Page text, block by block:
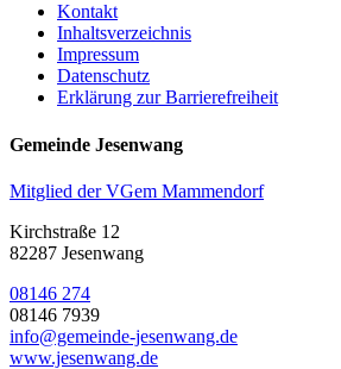
Kontakt
Inhaltsverzeichnis
Impressum
Datenschutz
Erklärung zur Barrierefreiheit
Gemeinde Jesenwang
Mitglied der VGem Mammendorf
Kirchstraße 12
82287 Jesenwang
08146 274
08146 7939
info@gemeinde-jesenwang.de
www.jesenwang.de